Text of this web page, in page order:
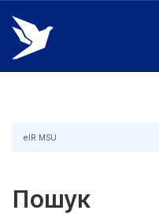
Skip
navigation
eIR MSU
Пошук